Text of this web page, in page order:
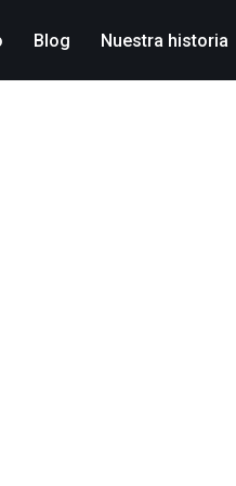
Blog Nuestra historia